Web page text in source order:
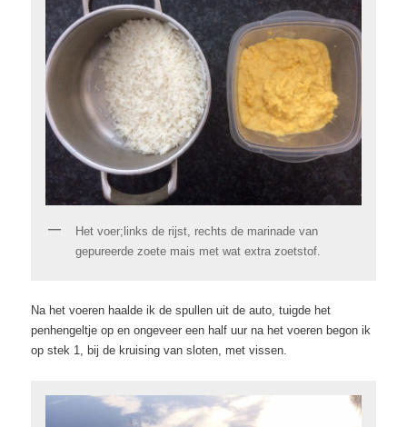
Het voer;links de rijst, rechts de marinade van
gepureerde zoete mais met wat extra zoetstof.
Na het voeren haalde ik de spullen uit de auto, tuigde het
penhengeltje op en ongeveer een half uur na het voeren begon ik
op stek 1, bij de kruising van sloten, met vissen.